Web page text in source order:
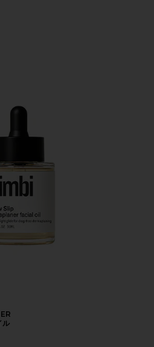
SLIP DERMAPLANER FACIAL OIL フ
ル